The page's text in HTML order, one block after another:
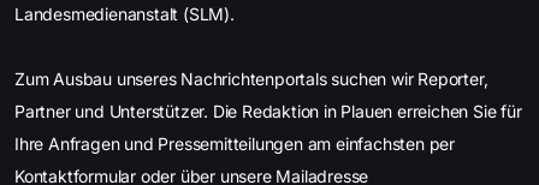
Landesmedienanstalt (SLM).
Zum Ausbau unseres Nachrichtenportals suchen wir Reporter,
Partner und Unterstützer. Die Redaktion in Plauen erreichen Sie für
Ihre Anfragen und Pressemitteilungen am einfachsten per
Kontaktformular oder über unsere Mailadresse